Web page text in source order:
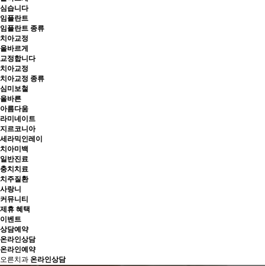
심습니다
임플란트
임플란트 종류
치아교정
올바르게
교정합니다
치아교정
치아교정 종류
심미보철
올바른
아름다움
라미네이트
지르코니아
세라믹인레이
치아미백
일반진료
충치치료
치주질환
사랑니
커뮤니티
제휴 혜택
이벤트
상담예약
온라인상담
온라인예약
오른치과 온라인상담